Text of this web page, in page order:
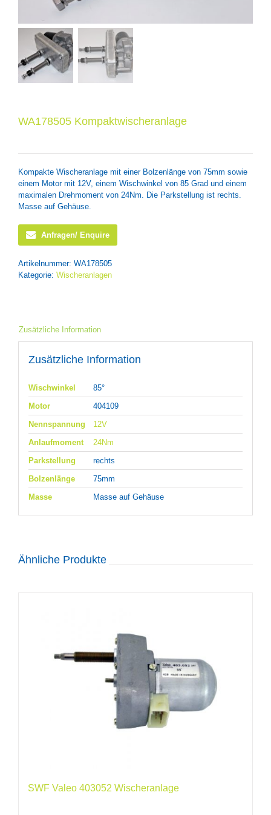
WA178505 Kompaktwischeranlage
Kompakte Wischeranlage mit einer Bolzenlänge von 75mm sowie
einem Motor mit 12V, einem Wischwinkel von 85 Grad und einem
maximalen Drehmoment von 24Nm. Die Parkstellung ist rechts.
Masse auf Gehäuse.
Anfragen/ Enquire
Artikelnummer: WA178505
Kategorie: Wischeranlagen
Zusätzliche Information
Zusätzliche Information
Wischwinkel
85°
Motor
404109
Nennspannung
12V
Anlaufmoment
24Nm
Parkstellung
rechts
Bolzenlänge
75mm
Masse
Masse auf Gehäuse
Ähnliche Produkte
SWF Valeo 403052 Wischeranlage